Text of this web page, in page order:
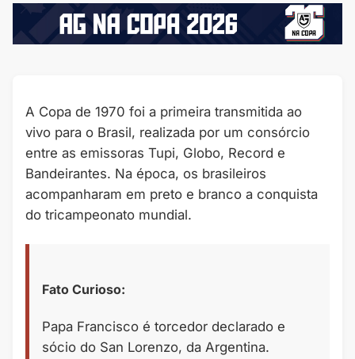
A Copa de 1970 foi a primeira transmitida ao
vivo para o Brasil, realizada por um consórcio
entre as emissoras Tupi, Globo, Record e
Bandeirantes. Na época, os brasileiros
acompanharam em preto e branco a conquista
do tricampeonato mundial.
Fato Curioso:
Papa Francisco é torcedor declarado e
sócio do San Lorenzo, da Argentina.